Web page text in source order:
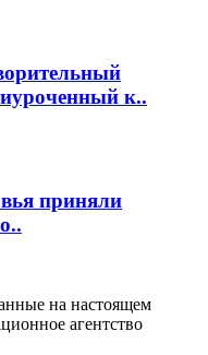
к..
приняли
на настоящем
агентство